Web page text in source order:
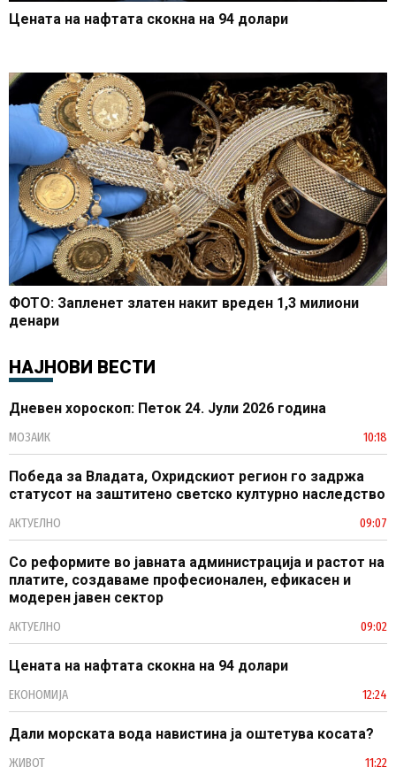
Цената на нафтата скокна на 94 долари
ФОТО: Запленет златен накит вреден 1,3 милиони
денари
НАЈНОВИ ВЕСТИ
Дневен хороскоп: Петок 24. Јули 2026 година
МОЗАИК 10:18
Победа за Владата, Охридскиот регион го задржа
статусот на заштитено светско културно наследство
АКТУЕЛНО 09:07
Со реформите во јавната администрација и растот на
платите, создаваме професионален, ефикасен и
модерен јавен сектор
АКТУЕЛНО 09:02
Цената на нафтата скокна на 94 долари
ЕКОНОМИЈА 12:24
Дали морската вода навистина ја оштетува косата?
ЖИВОТ 11:22